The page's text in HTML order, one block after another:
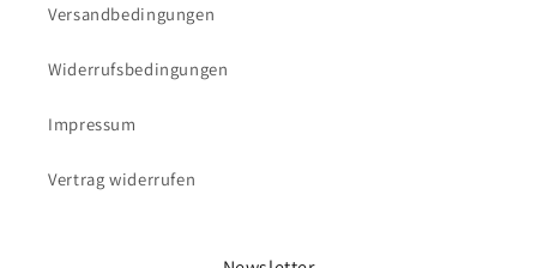
Versandbedingungen
Widerrufsbedingungen
Impressum
Vertrag widerrufen